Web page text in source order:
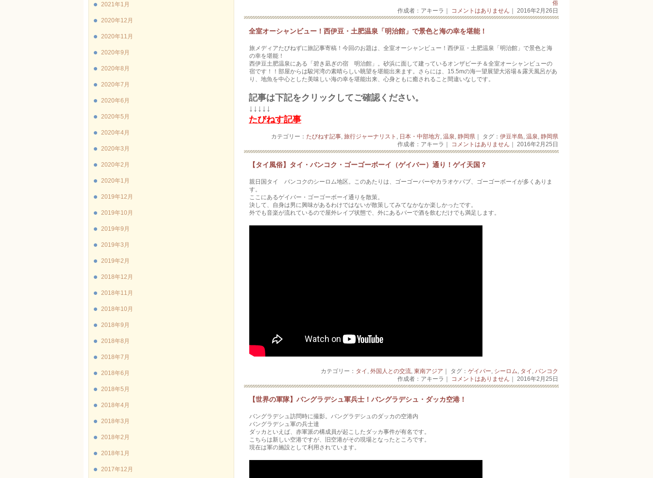
俗
作成者：アキーラ｜ コメントはありません ｜ 2016年2月26日
全室オーシャンビュー！西伊豆・土肥温泉「明治館」で景色と海の幸を堪能！
旅メディアたびねずに旅記事寄稿！今回のお題は、全室オーシャンビュー！西伊豆・土肥温泉「明治館」で景色と海
の幸を堪能！
西伊豆土肥温泉にある「碧き凪ぎの宿 明治館」。砂浜に面して建っているオンザビーチ＆全室オーシャンビューの
宿です！！部屋からは駿河湾の素晴らしい眺望を堪能出来ます。さらには、15.5mの海一望展望大浴場＆露天風呂があ
り、地魚を中心とした美味しい海の幸を堪能出来、心身ともに癒されること間違いなしです。
記事は下記をクリックしてご確認ください。
↓↓↓↓↓
たびねす記事
カテゴリー： たびねす記事, 旅行ジャーナリスト , 日本・中部地方, 温泉, 静岡県｜ タグ： 伊豆半島, 温泉, 静岡県
作成者：アキーラ｜ コメントはありません ｜ 2016年2月25日
【タイ風俗】タイ・バンコク・ゴーゴーボーイ（ゲイバー）通り！ゲイ天国？
親日国タイ バンコクのシーロム地区。このあたりは、ゴーゴーバーやカラオケパブ、ゴーゴーボーイ­が多くありま
す。
ここにあるゲイバー・ゴーゴーボーイ通りを散策。
決して、自身は男に­興味があるわけではないが散策してみてなかなか楽しかったです。
外でも音楽が流れているので屋外レイブ状態で、外にあるバーで酒を飲むだけでも満足し­ます。
カテゴリー： タイ , 外国人との交流, 東南アジア ｜ タグ： ゲイバー, シーロム, タイ , バンコク
作成者：アキーラ｜ コメントはありません ｜ 2016年2月25日
【世界の軍隊】バングラデシュ軍兵士！バングラデシュ・ダッカ空港！
バングラデシュ訪問時に撮影。バングラデシュのダッカの空港内
バングラデシュ軍の兵士達
ダッカといえば、赤軍派の構成員が起こしたダッカ事件が有名です。
こちらは新しい空港ですが、旧空港がその現場となったところです。
現在は軍の施設として利用されています。
2021年1月
2020年12月
2020年11月
2020年9月
2020年8月
2020年7月
2020年6月
2020年5月
2020年4月
2020年3月
2020年2月
2020年1月
2019年12月
2019年10月
2019年9月
2019年3月
2019年2月
2018年12月
2018年11月
2018年10月
2018年9月
2018年8月
2018年7月
2018年6月
2018年5月
2018年4月
2018年3月
2018年2月
2018年1月
2017年12月